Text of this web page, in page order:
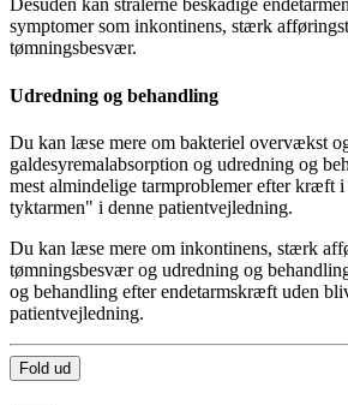
Desuden kan strålerne beskadige
symptomer som inkontinens, stærk
tømningsbesvær.
Udredning og behandling
Du kan læse mere om bakteriel overvækst
galdesyremalabsorption og udredning og
mest almindelige tarmproblemer efter kræft
tyktarmen" i denne patientvejledning.
Du kan læse mere om inkontinens, stærk
tømningsbesvær og udredning og
og behandling efter endetarmskræft uden
patientvejledning.
Fold ud